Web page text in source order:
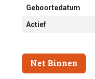
Geboortedatum
Actief
Net Binnen